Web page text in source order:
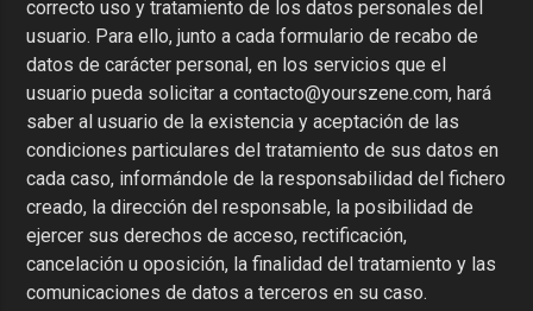
correcto uso y tratamiento de los datos personales del
usuario. Para ello, junto a cada formulario de recabo de
datos de carácter personal, en los servicios que el
usuario pueda solicitar acontacto@yourszene.com, hará
saber al usuario de la existencia y aceptación de las
condiciones particulares del tratamiento de sus datos en
cada caso, informándole de la responsabilidad del fichero
creado, la dirección del responsable, la posibilidad de
ejercer sus derechos de acceso, rectificación,
cancelación u oposición, la finalidad del tratamiento y las
comunicaciones de datos a terceros en su caso.